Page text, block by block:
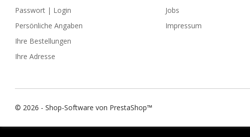
Passwort | Login
Persönliche Angaben
Ihre Bestellungen
Ihre Adresse
Jobs
Impressum
© 2026 - Shop-Software von PrestaShop™